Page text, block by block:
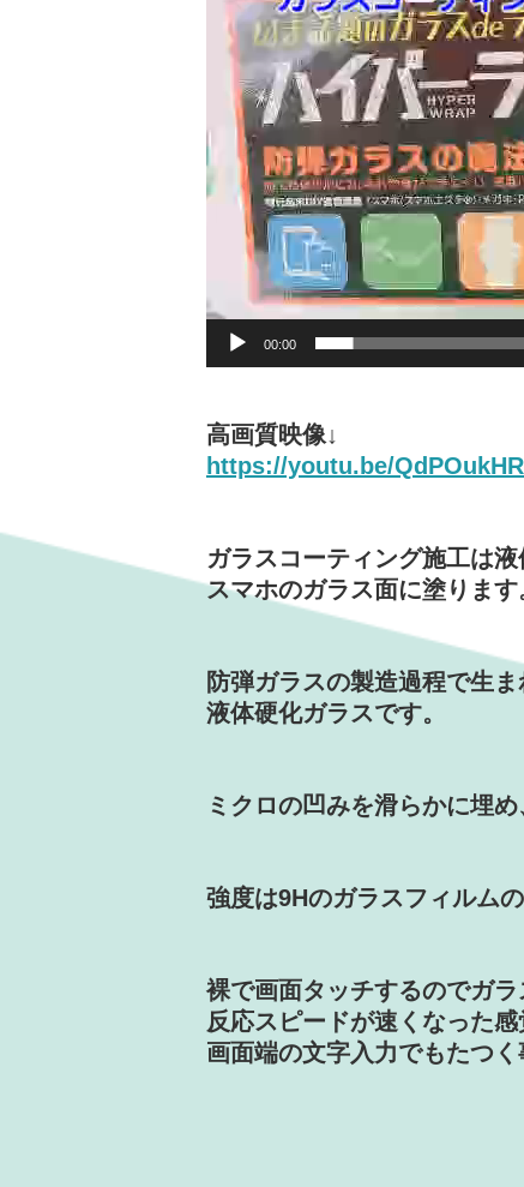
ー
00:00
高画質映像↓
https://youtu.be/
ガラスコーティング施工は
スマホのガラス面に塗ります
防弾ガラスの製造過程で生ま
液体硬化ガラスです。
ミクロの凹みを滑らかに埋め
強度は9Hのガラスフィルム
裸で画面タッチするのでガ
反応スピードが速くなった感
画面端の文字入力でもたつく